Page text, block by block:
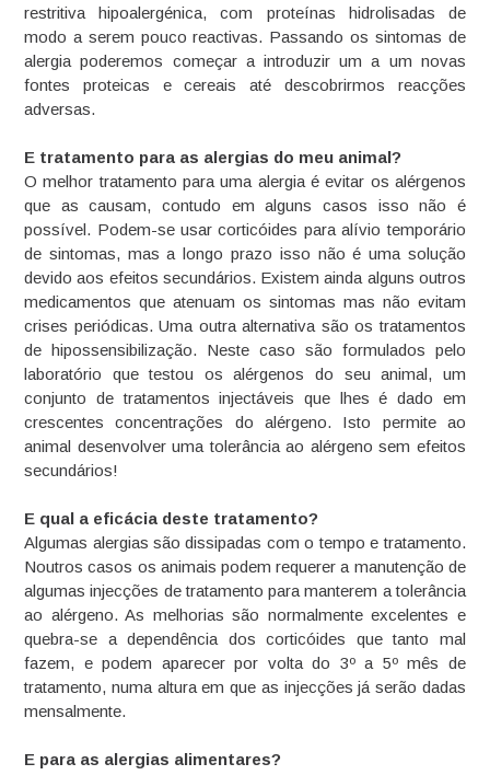
restritiva hipoalergénica, com proteínas hidrolisadas de
modo a serem pouco reactivas. Passando os sintomas de
alergia poderemos começar a introduzir um a um novas
fontes proteicas e cereais até descobrirmos reacções
adversas.
E tratamento para as alergias do meu animal?
O melhor tratamento para uma alergia é evitar os alérgenos
que as causam, contudo em alguns casos isso não é
possível. Podem-se usar corticóides para alívio temporário
de sintomas, mas a longo prazo isso não é uma solução
devido aos efeitos secundários. Existem ainda alguns outros
medicamentos que atenuam os sintomas mas não evitam
crises periódicas. Uma outra alternativa são os tratamentos
de hipossensibilização. Neste caso são formulados pelo
laboratório que testou os alérgenos do seu animal, um
conjunto de tratamentos injectáveis que lhes é dado em
crescentes concentrações do alérgeno. Isto permite ao
animal desenvolver uma tolerância ao alérgeno sem efeitos
secundários!
E qual a eficácia deste tratamento?
Algumas alergias são dissipadas com o tempo e tratamento.
Noutros casos os animais podem requerer a manutenção de
algumas injecções de tratamento para manterem a tolerância
ao alérgeno. As melhorias são normalmente excelentes e
quebra-se a dependência dos corticóides que tanto mal
fazem, e podem aparecer por volta do 3º a 5º mês de
tratamento, numa altura em que as injecções já serão dadas
mensalmente.
E para as alergias alimentares?